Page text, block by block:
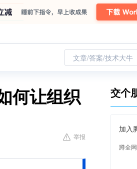
文章/答案/技术大牛
何让组织
举报
交个
加入
蹲全